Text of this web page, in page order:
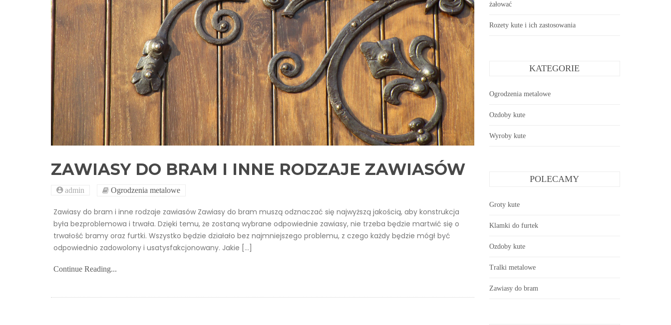
ZAWIASY DO BRAM I INNE RODZAJE ZAWIASÓW
admin Ogrodzenia metalowe
Zawiasy do bram i inne rodzaje zawiasów Zawiasy do bram muszą odznaczać się najwyższą jakością, aby konstrukcja
była bezproblemowa i trwała. Dzięki temu, że zostaną wybrane odpowiednie zawiasy, nie trzeba będzie martwić się o
trwałość bramy oraz furtki. Wszystko będzie działało bez najmniejszego problemu, z czego każdy będzie mógł być
odpowiednio zadowolony i usatysfakcjonowany. Jakie […]
Continue Reading...
żałować
Rozety kute i ich zastosowania
KATEGORIE
Ogrodzenia metalowe
Ozdoby kute
Wyroby kute
POLECAMY
Groty kute
Klamki do furtek
Ozdoby kute
Tralki metalowe
Zawiasy do bram